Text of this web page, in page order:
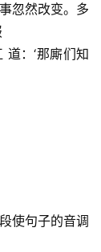
忽然改变。多
道：‘那廝们知
使句子的音调